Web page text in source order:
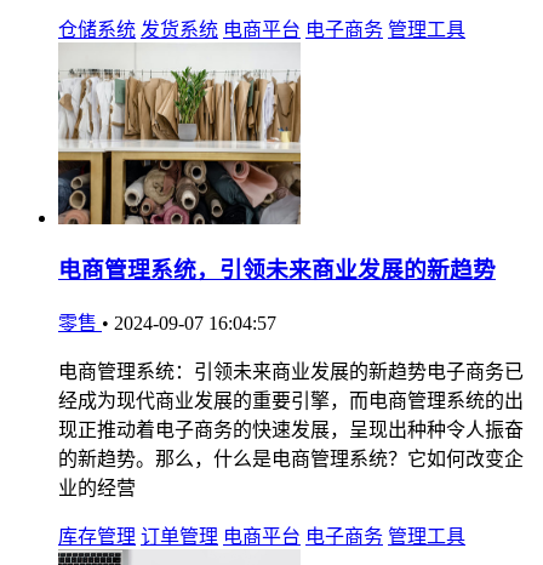
仓储系统 发货系统 电商平台 电子商务 管理工具
电商管理系统，引领未来商业发展的新趋势
零售 • 2024-09-07 16:04:57
电商管理系统：引领未来商业发展的新趋势电子商务已
经成为现代商业发展的重要引擎，而电商管理系统的出
现正推动着电子商务的快速发展，呈现出种种令人振奋
的新趋势。那么，什么是电商管理系统？它如何改变企
业的经营
库存管理 订单管理 电商平台 电子商务 管理工具